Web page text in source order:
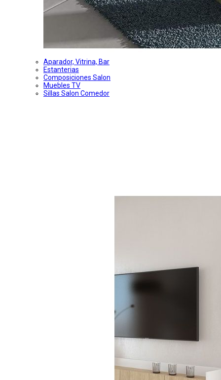
Aparador, Vitrina, Bar
Estanterias
Composiciones Salon
Muebles TV
Sillas Salon Comedor